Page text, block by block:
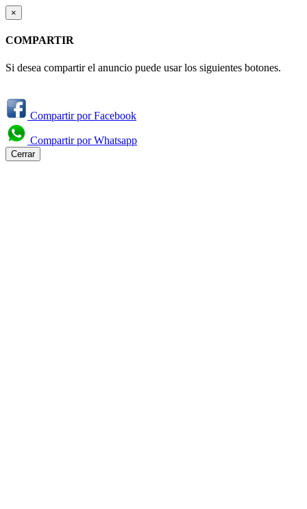
×
COMPARTIR
Si desea compartir el anuncio puede usar los siguientes botones.
Compartir por Facebook
Compartir por Whatsapp
Cerrar